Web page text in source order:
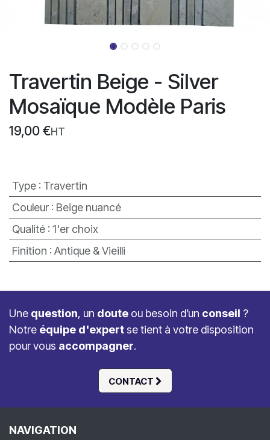
Travertin Beige - Silver
Mosaïque Modèle Paris
19,00 €HT
Type: Travertin
Couleur: Beige nuancé
Qualité: 1'er choix
Finition : Antique & Vieilli
CONTACT
Une question, un doute ou besoin d’un conseil ?
Notre équipe d'expert se tient à votre disposition
pour vous accompagner.
NAVIGATION